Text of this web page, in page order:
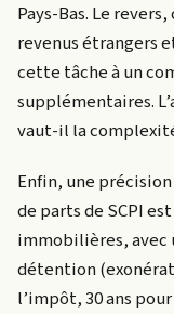
Pays-Bas. Le
revenus étrangers
cette tâche à un
supplémentaires.
vaut-il la
Enfin, une
de parts de SCPI
immobilières, avec
détention
l’impôt, 30 ans